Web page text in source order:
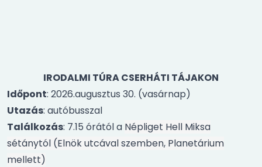
IRODALMI TÚRA CSERHÁTI TÁJAKON
Időpont: 2026.augusztus 30. (vasárnap)
Utazás: autóbusszal
Találkozás: 7.15 órától a Népliget Hell Miksa
sétánytól (Elnök utcával szemben, Planetárium
mellett)